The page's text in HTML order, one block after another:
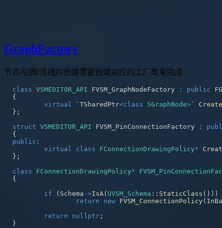
GraphFactory
节点/引脚/连线的创建需要创建对应的工厂类来完成
class VSMEDITOR_API FVSM_GraphNodeFactory :
public
{
virtual `TSharedPtr<class SGraphNode> `
} ;
struct VSMEDITOR_API FVSM_PinConnectionFactory :
{
public :
virtual
class FConnectionDrawingPolicy*
} ;
class
FConnectionDrawingPolicy*
{
if
( Schema ->IsA( UVSM_Schema :: StaticClass ( ) ) )
return
new FVSM_ConnectionPolicy(
return
nullptr ;
}